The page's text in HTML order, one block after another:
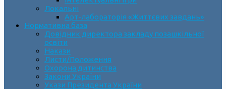
Локальні
Арт-лабораторія «Життєвих завдань»
Нормативна база
Довідник директора закладу позашкільної
освіти
Накази
Листи/Положення
Охорона дитинства
Закони України
Укази Президента України